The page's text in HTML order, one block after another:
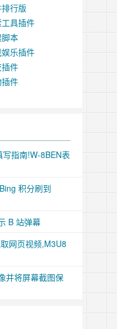
行版
具插件
本
乐插件
件
件
指南!W-8BEN表
积分刷到
B 站弹幕
网页视频,M3U8
并将屏幕截图保